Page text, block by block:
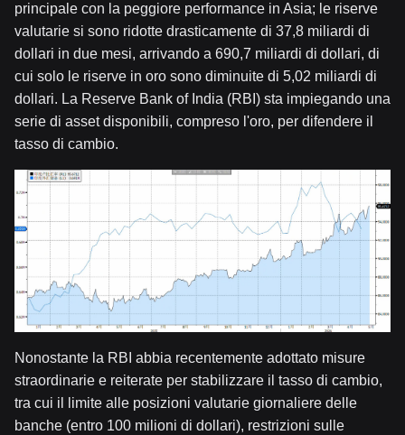
principale con la peggiore performance in Asia; le riserve
valutarie si sono ridotte drasticamente di 37,8 miliardi di
dollari in due mesi, arrivando a 690,7 miliardi di dollari, di
cui solo le riserve in oro sono diminuite di 5,02 miliardi di
dollari. La Reserve Bank of India (RBI) sta impiegando una
serie di asset disponibili, compreso l'oro, per difendere il
tasso di cambio.
Nonostante la RBI abbia recentemente adottato misure
straordinarie e reiterate per stabilizzare il tasso di cambio,
tra cui il limite alle posizioni valutarie giornaliere delle
banche (entro 100 milioni di dollari), restrizioni sulle